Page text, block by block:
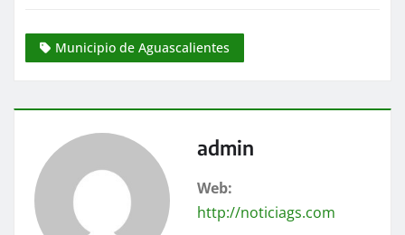
Municipio de Aguascalientes
admin
Web:
http://noticiags.com